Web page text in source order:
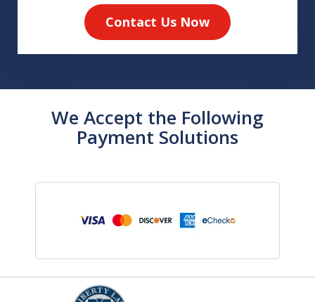
Contact Us Now
We Accept the Following
Payment Solutions